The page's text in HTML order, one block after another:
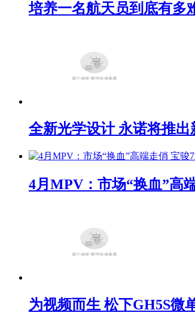
培养一名航天员到底有多
全新光学设计 永诺将推出
4月MPV：市场“换血”高
为视频而生 松下GH5S微